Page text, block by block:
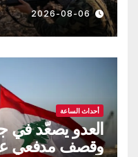
2026-08-06
أحداث الساعة
العدو يصعّد في
وقصف مدفعي